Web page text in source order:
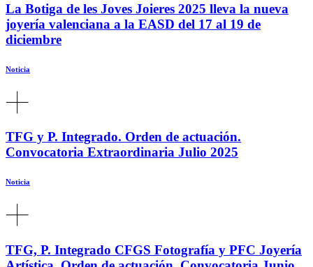
La Botiga de les Joves Joieres 2025 lleva la nueva
joyería valenciana a la EASD del 17 al 19 de
diciembre
Noticia
TFG y P. Integrado. Orden de actuación.
Convocatoria Extraordinaria Julio 2025
Noticia
TFG, P. Integrado CFGS Fotografía y PFC Joyería